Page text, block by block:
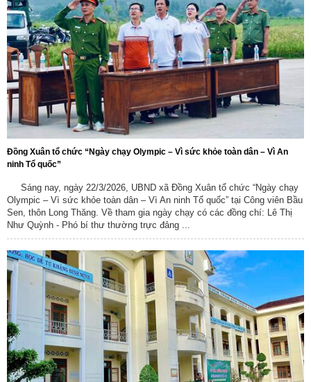
Đồng Xuân tổ chức “Ngày chạy Olympic – Vì sức khỏe toàn dân – Vì An
ninh Tổ quốc”
Sáng nay, ngày 22/3/2026, UBND xã Đồng Xuân tổ chức “Ngày chạy
Olympic – Vì sức khỏe toàn dân – Vì An ninh Tổ quốc” tại Công viên Bầu
Sen, thôn Long Thăng. Về tham gia ngày chạy có các đồng chí: Lê Thị
Như Quỳnh - Phó bí thư thường trực đảng ...